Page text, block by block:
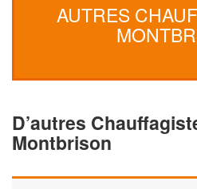
AUTRES
D’autres
Montbrison